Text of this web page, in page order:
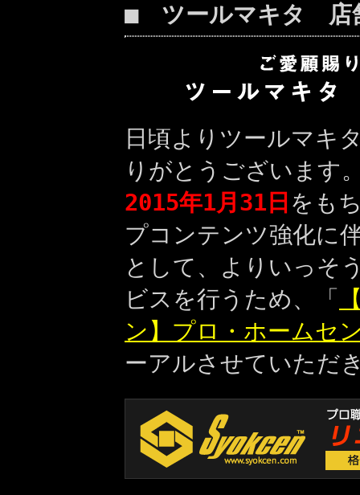
■ ツールマキタ 店
日頃よりツールマキ
りがとうございます
2015年1月31日 をも
プコンテンツ強化に
として、よりいっそ
ビスを行うため、「
ン】プロ・ホームセ
ーアルさせていただ